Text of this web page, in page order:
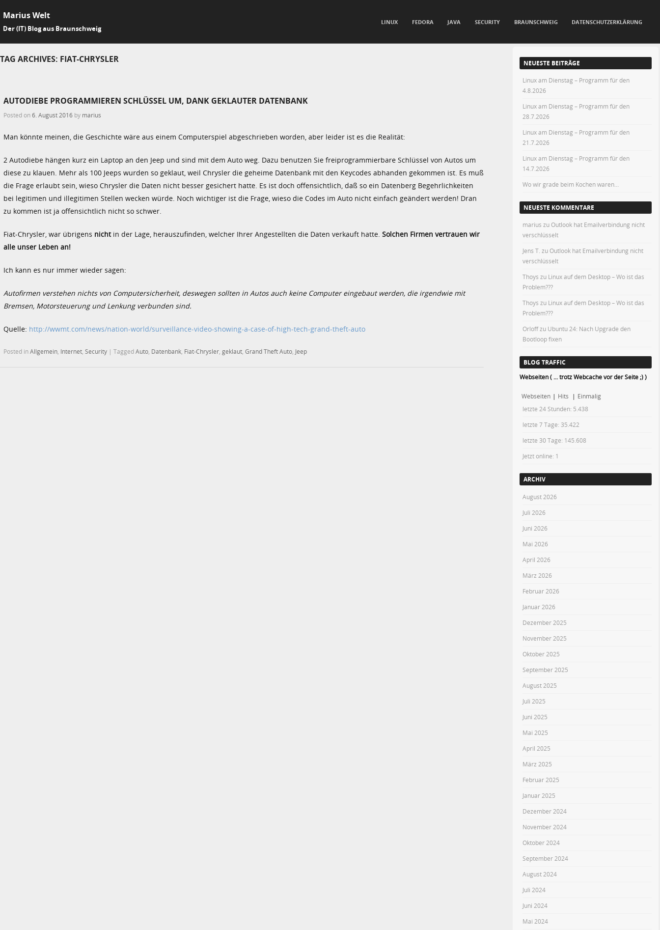
Marius Welt
Der (IT) Blog aus Braunschweig
LINUX FEDORA JAVA SECURITY BRAUNSCHWEIG DATENSCHUTZERKLÄRUNG
TAG ARCHIVES: FIAT-CHRYSLER
AUTODIEBE PROGRAMMIEREN SCHLÜSSEL UM, DANK GEKLAUTER DATENBANK
Posted on6. August 2016 by marius
Man könnte meinen, die Geschichte wäre aus einem Computerspiel abgeschrieben worden, aber leider ist es die Realität:
2 Autodiebe hängen kurz ein Laptop an den Jeep und sind mit dem Auto weg. Dazu benutzen Sie freiprogrammierbare Schlüssel von Autos um
diese zu klauen. Mehr als 100 Jeeps wurden so geklaut, weil Chrysler die geheime Datenbank mit den Keycodes abhanden gekommen ist. Es muß
die Frage erlaubt sein, wieso Chrysler die Daten nicht besser gesichert hatte. Es ist doch offensichtlich, daß so ein Datenberg Begehrlichkeiten
bei legitimen und illegitimen Stellen wecken würde. Noch wichtiger ist die Frage, wieso die Codes im Auto nicht einfach geändert werden! Dran
zu kommen ist ja offensichtlich nicht so schwer.
Fiat-Chrysler, war übrigens nichtin der Lage, herauszufinden, welcher Ihrer Angestellten die Daten verkauft hatte. Solchen Firmen vertrauen wir
alle unser Leben an!
Ich kann es nur immer wieder sagen:
Autofirmen verstehen nichts von Computersicherheit, deswegen sollten in Autos auch keine Computer eingebaut werden, die irgendwie mit
Bremsen, Motorsteuerung und Lenkung verbunden sind.
Quelle: http://wwmt.com/news/nation-world/surveillance-video-showing-a-case-of-high-tech-grand-theft-auto
Posted inAllgemein Internet Security | TaggedAuto Datenbank Fiat-Chrysler geklaut Grand Theft Auto Jeep
NEUESTE BEITRÄGE
Linux am Dienstag – Programm für den
4.8.2026
Linux am Dienstag – Programm für den
28.7.2026
Linux am Dienstag – Programm für den
21.7.2026
Linux am Dienstag – Programm für den
14.7.2026
Wo wir grade beim Kochen waren…
NEUESTE KOMMENTARE
marius zuOutlook hat Emailverbindung nicht
verschlüsselt
Jens T. zuOutlook hat Emailverbindung nicht
verschlüsselt
Thoys zu Linux auf dem Desktop – Wo ist das
Problem???
Thoys zu Linux auf dem Desktop – Wo ist das
Problem???
Orloffzu Ubuntu 24: Nach Upgrade den
Bootloop fixen
BLOG TRAFFIC
Webseiten ( ... trotz Webcache vor der Seite ;) )
Webseiten | Hits | Einmalig
letzte 24 Stunden: 5.438
letzte 7 Tage: 35.422
letzte 30 Tage: 145.608
Jetzt online: 1
ARCHIV
August 2026
Juli 2026
Juni 2026
Mai 2026
April 2026
März 2026
Februar 2026
Januar 2026
Dezember 2025
November 2025
Oktober 2025
September 2025
August 2025
Juli 2025
Juni 2025
Mai 2025
April 2025
März 2025
Februar 2025
Januar 2025
Dezember 2024
November 2024
Oktober 2024
September 2024
August 2024
Juli 2024
Juni 2024
Mai 2024